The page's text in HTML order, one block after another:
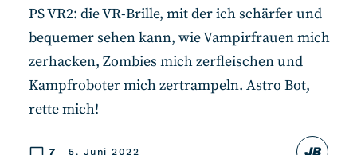
JB
7 5. Juni 2022
PS VR2: die VR-Brille, mit der ich schärfer und
bequemer sehen kann, wie Vampirfrauen mich
zerhacken, Zombies mich zerfleischen und
Kampfroboter mich zertrampeln. Astro Bot,
rette mich!